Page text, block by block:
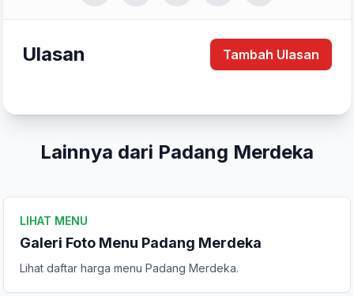
Ulasan Tambah Ulasan
Lainnya dari Padang Merdeka
LIHAT MENU
Galeri Foto Menu Padang Merdeka
Lihat daftar harga menu Padang Merdeka.